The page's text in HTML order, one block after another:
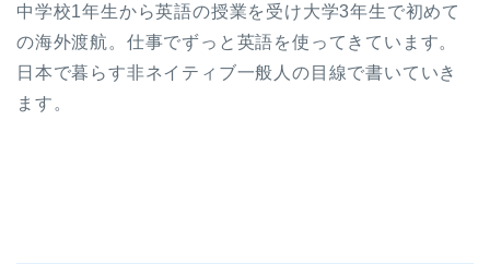
中学校1年生から英語の授業を受け大学3年生で初めて
の海外渡航。仕事でずっと英語を使ってきています。
日本で暮らす非ネイティブ一般人の目線で書いていき
ます。